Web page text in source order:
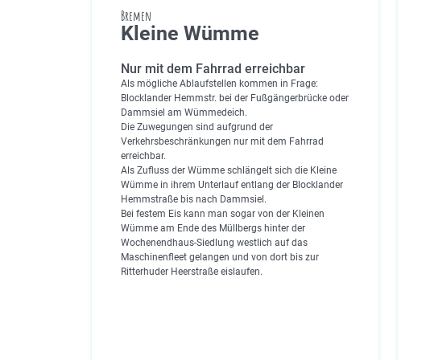
Bremen
Kleine Wümme
Nur mit dem Fahrrad erreichbar
Als mögliche Ablaufstellen kommen in Frage:
Blocklander Hemmstr. bei der Fußgängerbrücke oder
Dammsiel am Wümmedeich.
Die Zuwegungen sind aufgrund der
Verkehrsbeschränkungen nur mit dem Fahrrad
erreichbar.
Als Zufluss der Wümme schlängelt sich die Kleine
Wümme in ihrem Unterlauf entlang der Blocklander
Hemmstraße bis nach Dammsiel.
Bei festem Eis kann man sogar von der Kleinen
Wümme am Ende des Müllbergs hinter der
Wochenendhaus-Siedlung westlich auf das
Maschinenfleet gelangen und von dort bis zur
Ritterhuder Heerstraße eislaufen.